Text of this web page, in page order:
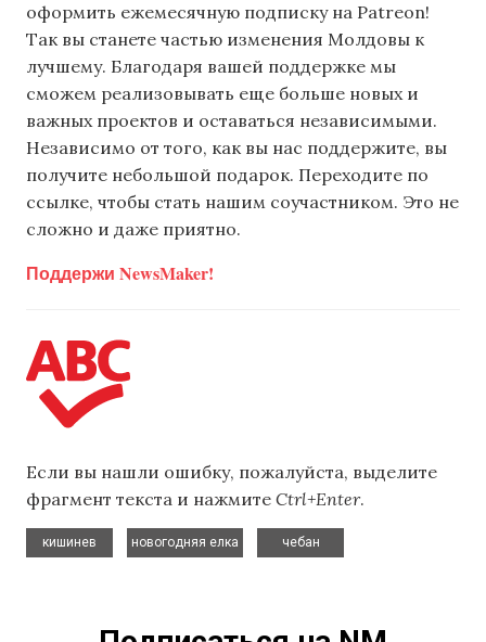
оформить ежемесячную подписку на Patreon!
Так вы станете частью изменения Молдовы к
лучшему. Благодаря вашей поддержке мы
сможем реализовывать еще больше новых и
важных проектов и оставаться независимыми.
Независимо от того, как вы нас поддержите, вы
получите небольшой подарок. Переходите по
ссылке, чтобы стать нашим соучастником. Это не
сложно и даже приятно.
Поддержи NewsMaker!
Если вы нашли ошибку, пожалуйста, выделите
фрагмент текста и нажмите Ctrl+Enter.
кишинев
новогодняя елка
чебан